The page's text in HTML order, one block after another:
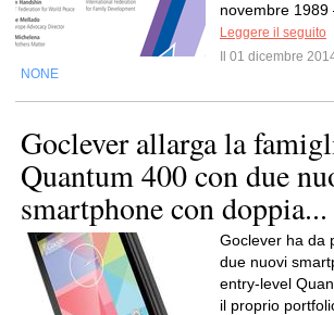
novembre 1989
Leggere il seguito
Il 01 dicembre
NONE
Goclever allarga la
Quantum 400 con due
smartphone con doppia...
Goclever ha da
due nuovi
entry-level
il proprio